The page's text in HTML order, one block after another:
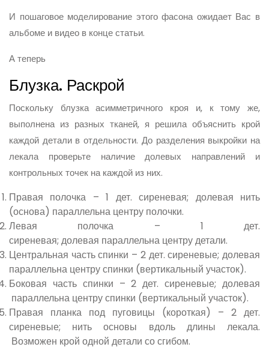
И пошаговое моделирование этого фасона ожидает Вас в
альбоме и видео в конце статьи.
А теперь
Блузка. Раскрой
Поскольку блузка асимметричного кроя и, к тому же,
выполнена из разных тканей, я решила объяснить крой
каждой детали в отдельности. До разделения выкройки на
лекала проверьте наличие долевых направлений и
контрольных точек на каждой из них.
Правая полочка – 1 дет. сиреневая; долевая нить
(основа) параллельна центру полочки.
Левая полочка – 1 дет.
сиреневая; долевая параллельна центру детали.
Центральная часть спинки – 2 дет. сиреневые; долевая
параллельна центру спинки (вертикальный участок).
Боковая часть спинки – 2 дет. сиреневые; долевая
параллельна центру спинки (вертикальный участок).
Правая планка под пуговицы (короткая) – 2 дет.
сиреневые; нить основы вдоль длины лекала.
Возможен крой одной детали со сгибом.